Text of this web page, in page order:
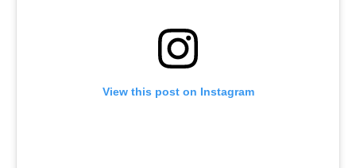
View this post on Instagram